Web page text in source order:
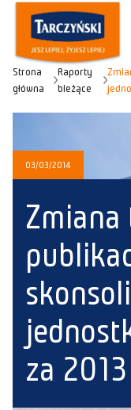
Strona
główna
Raporty
bieżące
03/03/2014
za